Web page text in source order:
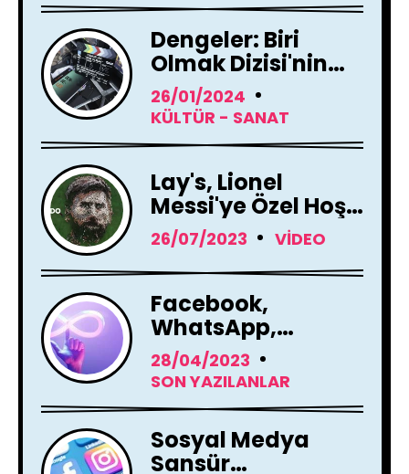
Dengeler: Biri
Olmak Dizisi'nin
Çekimleri Başladı !
26/01/2024
KÜLTÜR - SANAT
Lay's, Lionel
Messi'ye Özel Hoş
Geldin Mesajı!
26/07/2023 VIDEO
Facebook,
WhatsApp,
Instagram Yapay
Zeka Araçları
Kullanacak
28/04/2023
SON YAZILANLAR
Sosyal Medya
Sansür